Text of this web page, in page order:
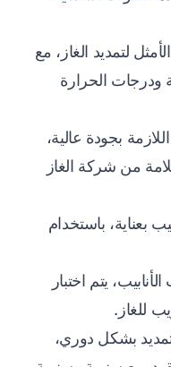
لتمديد الغاز، مع
ودرجات الحرارة
اللازمة بجودة عالية،
من شركة الغاز
بعناية، باستخدام
يتم اختبار
للغاز.
بشكل دوري،